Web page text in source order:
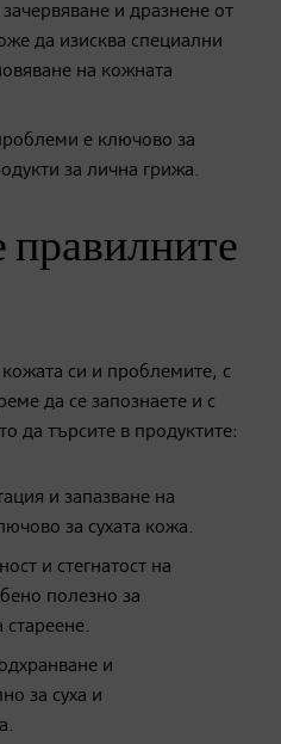
зачервяване и дразнене от
да изисква специални
на кожната
е ключово за
за лична грижа.
правилните
си и проблемите, с
да се запознаете и с
да търсите в продуктите:
и запазване на
за сухата кожа.
и стегнатост на
полезно за
стареене.
и
за суха и